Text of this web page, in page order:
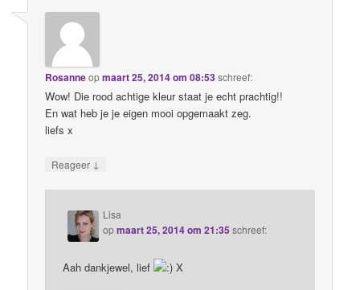
Rosanneopmaart 25, 2014 om 08:53schreef:
Wow! Die rood achtige kleur staat je echt prachtig!!
En wat heb je je eigen mooi opgemaakt zeg.
liefs x
Reageer ↓
Lisa
opmaart 25, 2014 om 21:35 schreef:
Aah dankjewel, lief X